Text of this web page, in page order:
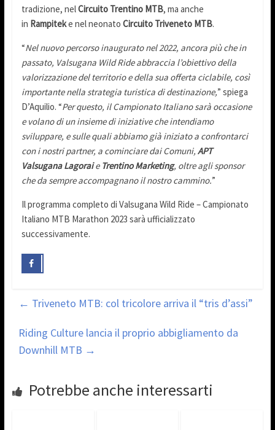
tradizione, nelCircuito Trentino MTB, ma anche
in Rampiteke nel neonato Circuito Triveneto MTB.
“Nel nuovo percorso inaugurato nel 2022, ancora più che in
passato, Valsugana Wild Ride abbraccia l’obiettivo della
valorizzazione del territorio e della sua offerta ciclabile, così
importante nella strategia turistica di destinazione,” spiega
D’Aquilio. “Per questo, il Campionato Italiano sarà occasione
e volano di un insieme di iniziative che intendiamo
sviluppare, e sulle quali abbiamo già iniziato a confrontarci
con i nostri partner, a cominciare dai Comuni, APT
Valsugana Lagoraie Trentino Marketing, oltre agli sponsor
che da sempre accompagnano il nostro cammino.”
Il programma completo di Valsugana Wild Ride – Campionato
Italiano MTB Marathon 2023 sarà ufficializzato
successivamente.
← Triveneto MTB: col tricolore arriva il “tris d’assi”
Riding Culture lancia il proprio abbigliamento da
Downhill MTB →
Potrebbe anche interessarti